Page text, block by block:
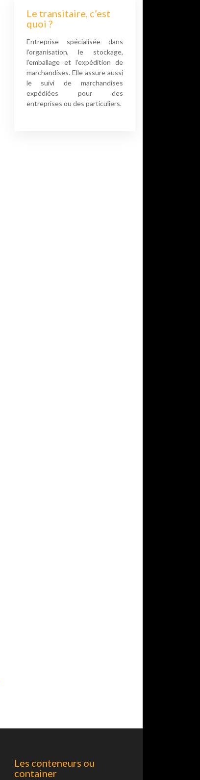
Le transitaire, c’est
quoi ?
Entreprise spécialisée dans
l’organisation, le stockage,
l’emballage et l’expédition de
marchandises. Elle assure aussi
le suivi de marchandises
expédiées pour des
entreprises ou des particuliers.
Les conteneurs ou
container